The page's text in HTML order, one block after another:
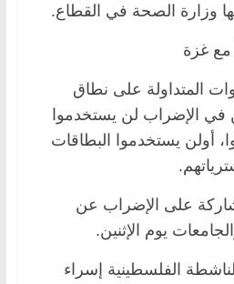
وزارة الصحة في القطاع.
مع غزة
المتداولة على نطاق
في الإضراب لن يستخدموا
أولن يستخدموا البطاقات
على الإضراب عن
يوم الإثنين.
الفلسطينية إسراء